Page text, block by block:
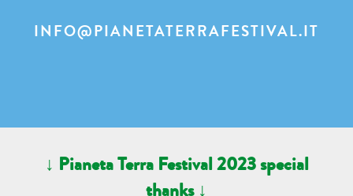
INFO@PIANETATERRAFESTIVAL.IT
↓ Pianeta Terra Festival 2023 special
thanks ↓